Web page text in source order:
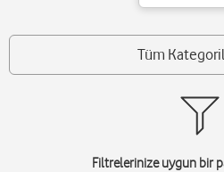
Tüm
Filtrelerinize uygun bir